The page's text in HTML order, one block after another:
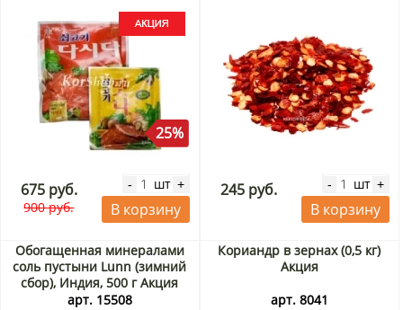
25%
675 руб.
900 руб.
- шт +
В корзину
245 руб. - шт +
В корзину
Обогащенная минералами
соль пустыни Lunn (зимний
сбор), Индия, 500 г Акция
арт. 15508
Кориандр в зернах (0,5 кг)
Акция
арт. 8041